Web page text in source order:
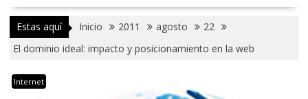
Estas aquí Inicio 2011 agosto
22
El dominio ideal: impacto y posicionamiento en la web
Internet